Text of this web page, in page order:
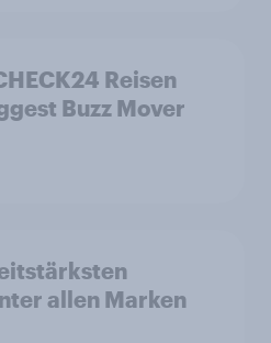
Reisen
Buzz Mover
allen Marken